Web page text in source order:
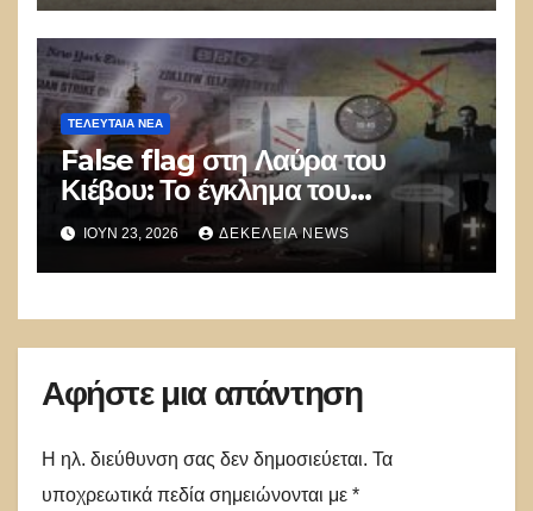
ΤΕΛΕΥΤΑΙΑ ΝΕΑ
False flag στη Λαύρα του
Κιέβου: Το έγκλημα του
καθεστώτος Zelensky ενάντια
στην Ορθοδοξία – Οι αποδείξεις
που συγκλονίζουν
ΙΟΎΝ 23, 2026 ΔΕΚΈΛΕΙΑ NEWS
Αφήστε μια απάντηση
Η ηλ. διεύθυνση σας δεν δημοσιεύεται. Τα
υποχρεωτικά πεδία σημειώνονται με *